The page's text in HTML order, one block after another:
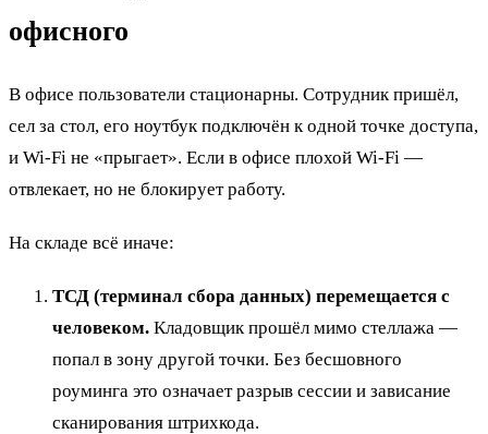
офисного
В офисе пользователи стационарны. Сотрудник пришёл,
сел за стол, его ноутбук подключён к одной точке доступа,
и Wi-Fi не «прыгает». Если в офисе плохой Wi-Fi —
отвлекает, но не блокирует работу.
На складе всё иначе:
ТСД (терминал сбора данных) перемещается с
человеком. Кладовщик прошёл мимо стеллажа —
попал в зону другой точки. Без бесшовного
роуминга это означает разрыв сессии и зависание
сканирования штрихкода.